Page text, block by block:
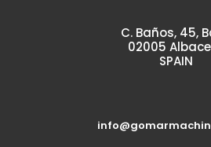
C. Baños, 45,
02005
SPAIN